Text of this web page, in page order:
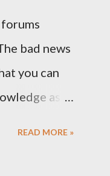
bad news
you can
as
READ MORE »